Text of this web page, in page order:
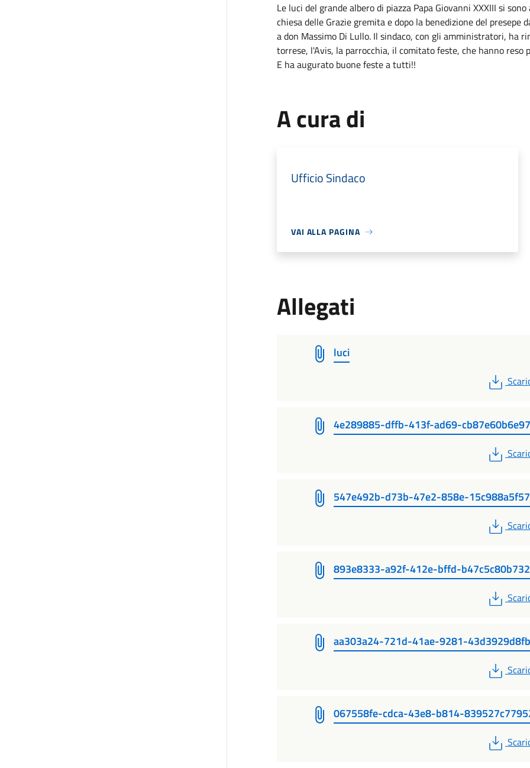
Le luci del grande albero di piazza Papa Giovanni XXXIII si
chiesa delle Grazie gremita e dopo la benedizione del presepe
a don Massimo Di Lullo. Il sindaco, con gli amministratori, ha
torrese, l'Avis, la parrocchia, il comitato feste, che hanno
E ha augurato buone feste a tutti!!
A cura di
Ufficio Sindaco
VAI ALLA PAGINA
Allegati
luci
PDF
4e289885-dffb-413f-ad69-cb87e60b6e97
PDF
547e492b-d73b-47e2-858e-
PDF
893e8333-a92f-412e-bffd-b47c5c80b732
PDF
aa303a24-721d-41ae-9281-
PDF
067558fe-cdca-43e8-b814-
PDF